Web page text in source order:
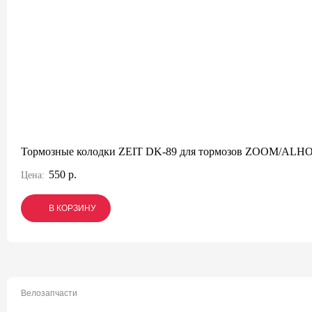
Тормозные колодки ZEIT DK-89 для тормозов ZOOM/
Цена: 550 р.
В КОРЗИНУ
В КОРЗИНУ
В КОРЗИНУ
Велозапчасти